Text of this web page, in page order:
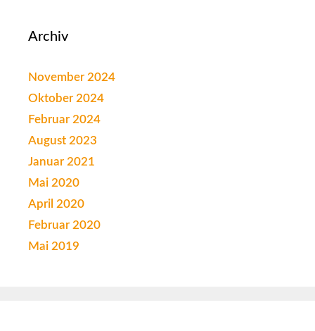
Archiv
November 2024
Oktober 2024
Februar 2024
August 2023
Januar 2021
Mai 2020
April 2020
Februar 2020
Mai 2019